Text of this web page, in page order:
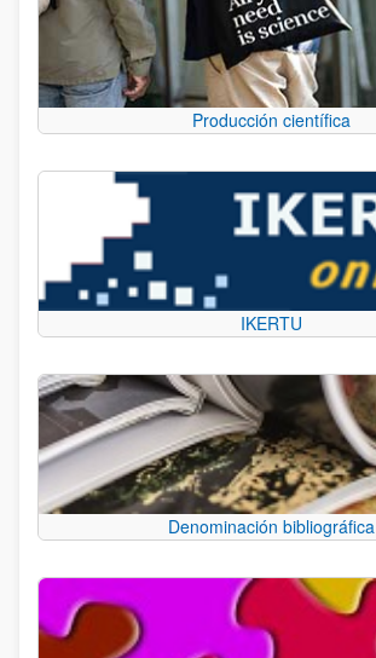
Producción científica
IKERTU
Denominación bibliográfica